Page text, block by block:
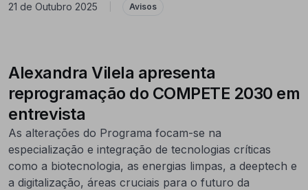
21 de Outubro 2025 Avisos
Alexandra Vilela apresenta
reprogramação do COMPETE 2030 em
entrevista
As alterações do Programa focam-se na
especialização e integração de tecnologias críticas
como a biotecnologia, as energias limpas, a deeptech e
a digitalização, áreas cruciais para o futuro da